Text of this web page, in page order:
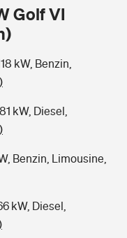
Haus?
deine Kids
ich im Alter?
Golf VI
kW, Benzin,
kW, Diesel,
Benzin, Limousine,
kW, Diesel,